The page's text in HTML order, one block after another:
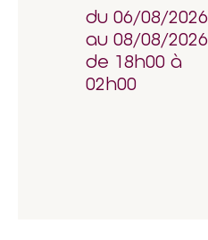
du 06/08/2026
au 08/08/2026
de 18h00 à
02h00